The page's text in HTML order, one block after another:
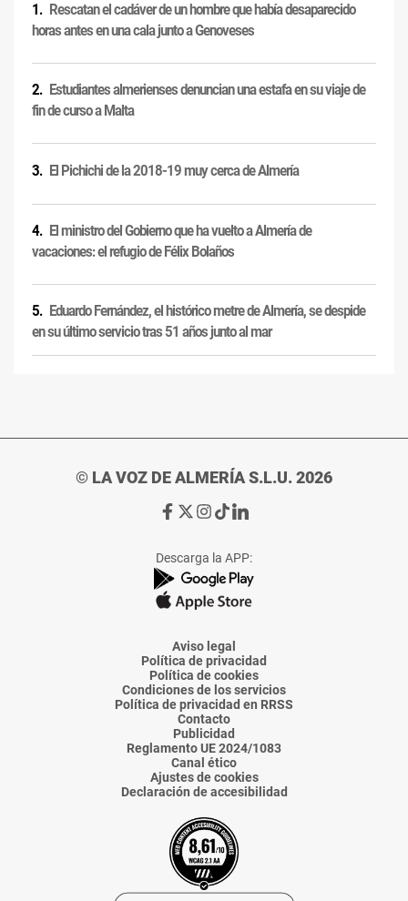
Rescatan el cadáver de un hombre que había desaparecido
horas antes en una cala junto a Genoveses
Estudiantes almerienses denuncian una estafa en su viaje de
fin de curso a Malta
El Pichichi de la 2018-19 muy cerca de Almería
El ministro del Gobierno que ha vuelto a Almería de
vacaciones: el refugio de Félix Bolaños
Eduardo Fernández, el histórico metre de Almería, se despide
en su último servicio tras 51 años junto al mar
© LA VOZ DE ALMERÍA S.L.U. 2026
Ir
de
La
Voz
Almería
Ir
de
La
Voz
Almería
Ir
de
La
Voz
Almería
Ir
de
La
Voz
Almería
Ir
de
La
Voz
Descarga la APP:
Aviso legal
Política de privacidad
Política de cookies
Condiciones de los servicios
Política de privacidad en RRSS
Contacto
Publicidad
Reglamento UE 2024/1083
Canal ético
Ajustes de cookies
Declaración de accesibilidad